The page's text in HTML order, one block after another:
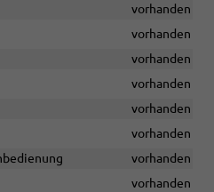
vorhanden
vorhanden
vorhanden
vorhanden
vorhanden
vorhanden
vorhanden
vorhanden